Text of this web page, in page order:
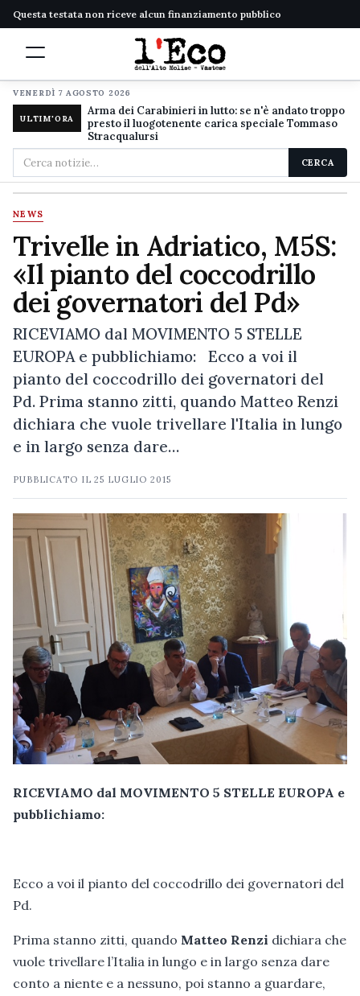
Questa testata non riceve alcun finanziamento pubblico
VENERDÌ 7 AGOSTO 2026
ULTIM'ORA
Arma dei Carabinieri in lutto: se n'è andato troppo
presto il luogotenente carica speciale Tommaso
Stracqualursi
Cerca
nel
sito
CERCA
NEWS
Trivelle in Adriatico, M5S:
«Il pianto del coccodrillo
dei governatori del Pd»
RICEVIAMO dal MOVIMENTO 5 STELLE
EUROPA e pubblichiamo: Ecco a voi il
pianto del coccodrillo dei governatori del
Pd. Prima stanno zitti, quando Matteo Renzi
dichiara che vuole trivellare l'Italia in lungo
e in largo senza dare…
PUBBLICATO IL25 LUGLIO 2015
RICEVIAMO dal MOVIMENTO 5 STELLE EUROPA e
pubblichiamo:
Ecco a voi il pianto del coccodrillo dei governatori del
Pd.
Prima stanno zitti, quando Matteo Renzi dichiara che
vuole trivellare l’Italia in lungo e in largo senza dare
conto a niente e a nessuno, poi stanno a guardare,